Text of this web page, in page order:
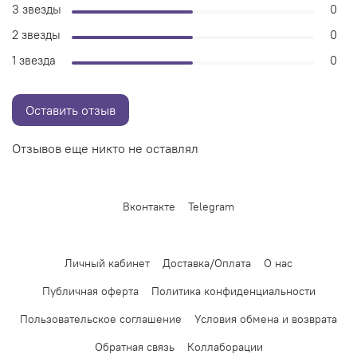
Отзывов еще никто не оставлял
3 звезды
0
2 звезды
0
1 звезда
0
Оставить отзыв
Вконтакте Telegram
Личный кабинет Доставка/Оплата
О нас
Публичная оферта
Политика конфиденциальности
Пользовательское соглашение
Условия обмена и возврата
Обратная связь
Коллаборации